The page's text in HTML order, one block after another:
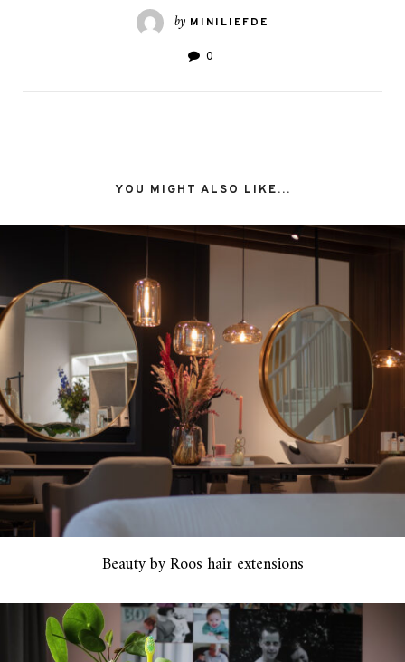
by MINILIEFDE
0
YOU MIGHT ALSO LIKE...
Beauty by Roos hair extensions